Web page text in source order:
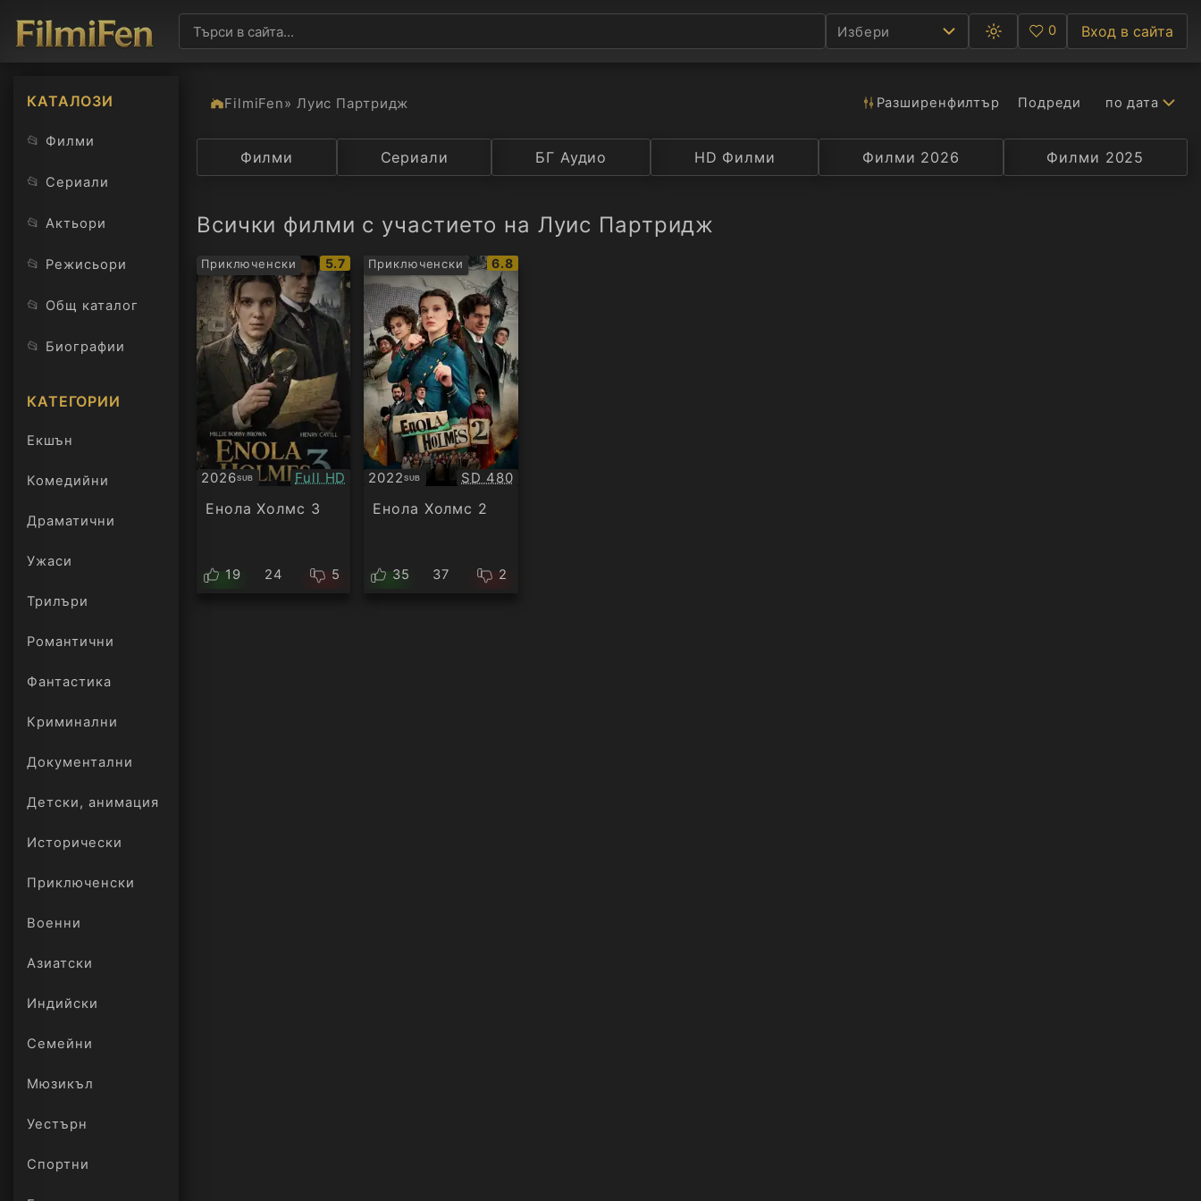
Избери
Превключване
между
светла
Любими
0 Вход в сайта
КАТАЛОЗИ
📂 Филми
📂 Сериали
📂 Актьори
📂 Режисьори
📂 Общ каталог
📂 Биографии
КАТЕГОРИИ
Екшън
Комедийни
Драматични
Ужаси
Трилъри
онлайн
Романтични
Фантастика
Криминални
Документални
Детски, анимация
Исторически
Приключенски
Военни
Азиатски
Индийски
Семейни
Мюзикъл
Уестърн
Спортни
FilmiFen» Луис Партридж Разширенфилтър Подреди по дата
Категория Държава Рейтинг Селекция Превод Актьор
Филми Сериали БГ Аудио HD Филми Филми 2026 Филми 2025
Всички филми с участието на Луис Партридж
Приключенски
IMDb
рейтинг:
5.7
2026SUB
Субтитри Качество:
Full HD
Енола Холмс 3
19 24 5
Приключенски
IMDb
рейтинг:
6.8
2022SUB
Субтитри Качество:
SD 480
Енола Холмс 2
35 37 2